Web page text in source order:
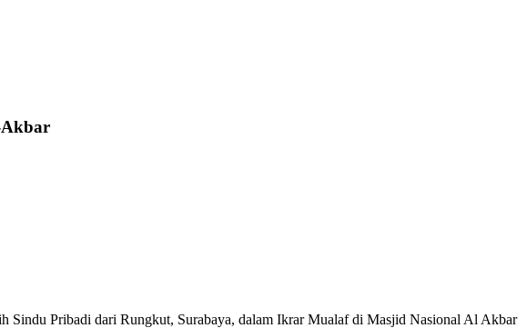
Sindu Pribadi dari Rungkut, Surabaya, dalam Ikrar Mualaf di Masjid Nasional Al Akbar